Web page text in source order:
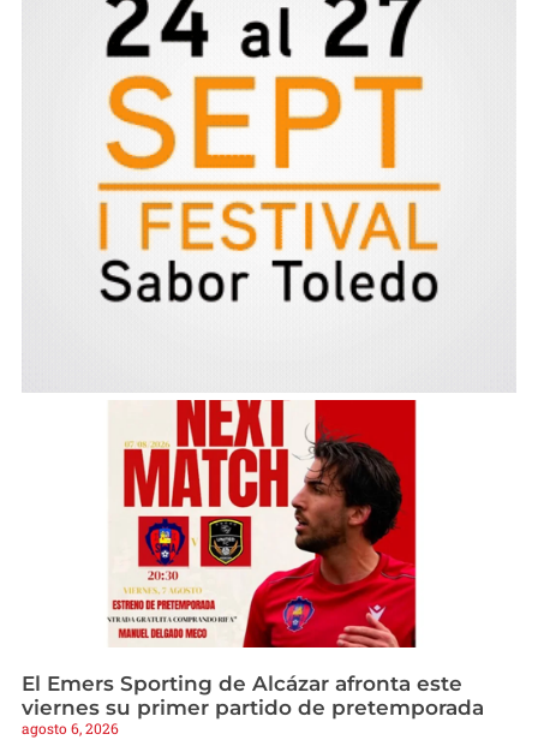
El Emers Sporting de Alcázar afronta este
viernes su primer partido de pretemporada
agosto 6, 2026